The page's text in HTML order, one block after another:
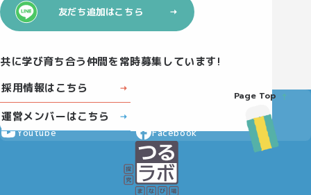
友だち追加はこちら
共に学び育ち合う仲間を常時募集しています!
採用情報はこちら
運営メンバーはこちら
Page Top
Youtube Facebook